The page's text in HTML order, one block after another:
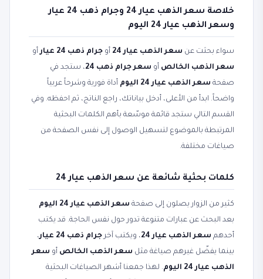
خلاصة سعر الذهب عيار 24 وجرام ذهب 24 عيار
وسعر الذهب عيار 24 اليوم
سواء بحثت عن سعر الذهب عيار 24 أو جرام ذهب 24 عيار
أو
سعر الذهب الخالص أو سعر جرام ذهب 24
، ستجد في
صفحة سعر الذهب عيار 24 اليوم
أداة فورية وشرحاً عربياً
واضحاً. ابدأ من الأعلى، أدخل بياناتك، راجع الناتج، ثم احفظه. وفي
القسم التالي ستجد قائمة موسّعة بأهم الكلمات البحثية
المرتبطة بالموضوع لتسهيل الوصول إلى نفس الصفحة من
صياغات مختلفة.
كلمات بحثية شائعة عن سعر الذهب عيار 24
كثير من الزوار يصلون إلى صفحة سعر الذهب عيار 24 اليوم
بعد البحث عن عبارات متنوعة تدور حول نفس الحاجة. قد يكتب
أحدهم سعر الذهب عيار 24 ، ويكتب آخر جرام ذهب 24 عيار
،
بينما يفضّل غيرهم صياغة مثل سعر الذهب الخالص أو سعر
الذهب عيار 24 اليوم
. لهذا جمعنا أشهر الصياغات البحثية